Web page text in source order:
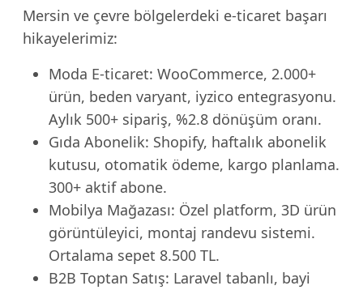
Mersin ve çevre bölgelerdeki e-ticaret başarı
hikayelerimiz:
Moda E-ticaret: WooCommerce, 2.000+
ürün, beden varyant, iyzico entegrasyonu.
Aylık 500+ sipariş, %2.8 dönüşüm oranı.
Gıda Abonelik: Shopify, haftalık abonelik
kutusu, otomatik ödeme, kargo planlama.
300+ aktif abone.
Mobilya Mağazası: Özel platform, 3D ürün
görüntüleyici, montaj randevu sistemi.
Ortalama sepet 8.500 TL.
B2B Toptan Satış: Laravel tabanlı, bayi